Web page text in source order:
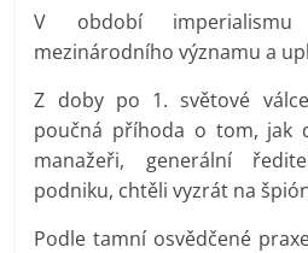
V období
mezinárodního významu a
Z doby po 1. světové
poučná příhoda o tom, jak
manažeři, generální
podniku, chtěli vyzrát na
Podle tamní osvědčené